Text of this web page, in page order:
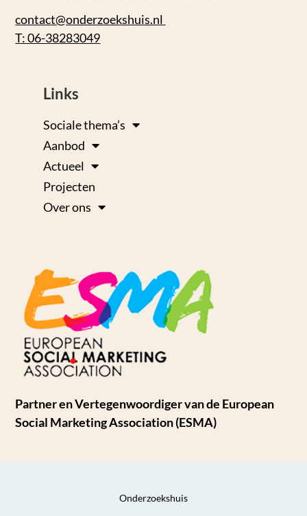
contact@onderzoekshuis.nl
T: 06-38283049
Links
Sociale thema’s
Aanbod
Actueel
Projecten
Over ons
Partner en Vertegenwoordiger van de European
Social Marketing Association (ESMA)
Onderzoekshuis